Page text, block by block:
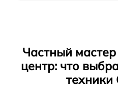
Частный
центр: что
техники